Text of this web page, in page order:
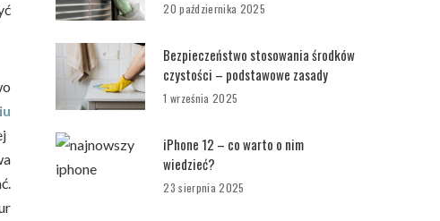
20 października 2025
Bezpieczeństwo stosowania środków
czystości – podstawowe zasady
1 września 2025
iPhone 12 – co warto o nim
wiedzieć?
23 sierpnia 2025